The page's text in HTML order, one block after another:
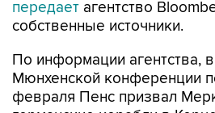
передает агентство
собственные источники.
По информации агентства,
Мюнхенской конференции
февраля Пенс призвал